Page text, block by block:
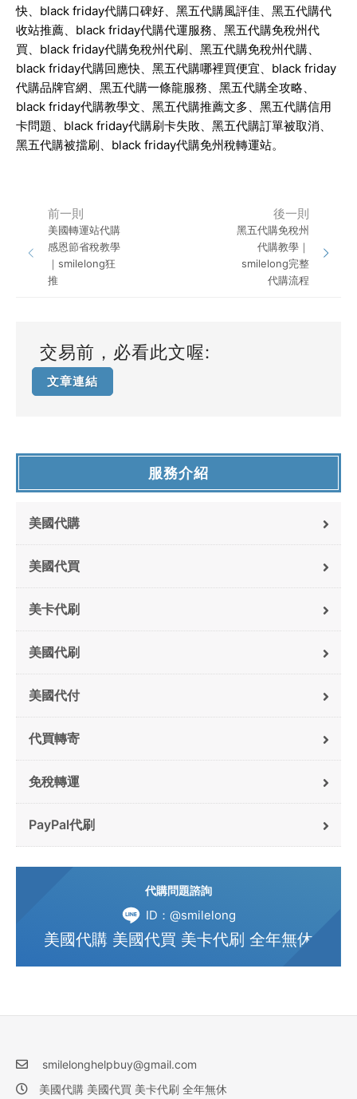
快、 black friday代購口碑好、黑五代購風評佳、黑五代購代
收站推薦、 black friday代購代運服務、黑五代購免稅州代
買、 black friday代購免稅州代刷、黑五代購免稅州代購、
black friday代購回應快、黑五代購哪裡買便宜、 black friday
代購品牌官網、黑五代購一條龍服務、黑五代購全攻略、
black friday代購教學文、黑五代購推薦文多、黑五代購信用
卡問題、 black friday代購刷卡失敗、黑五代購訂單被取消、
黑五代購被擋刷、 black friday代購免州稅轉運站。
前一則
美國轉運站代購
感恩節省稅教學
｜smilelong狂
推
後一則
黑五代購免稅州
代購教學｜
smilelong完整
代購流程
交易前，必看此文喔:
文章連結
服務介紹
美國代購
美國代買
美卡代刷
美國代刷
美國代付
代買轉寄
免稅轉運
PayPal代刷
代購問題諮詢
ID：@smilelong
美國代購 美國代買 美卡代刷 全年無休
smilelonghelpbuy@gmail.com
美國代購 美國代買 美卡代刷 全年無休